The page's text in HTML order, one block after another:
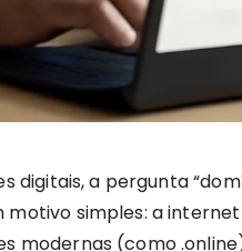
digitais, a pergunta
simples: a
modernas (como